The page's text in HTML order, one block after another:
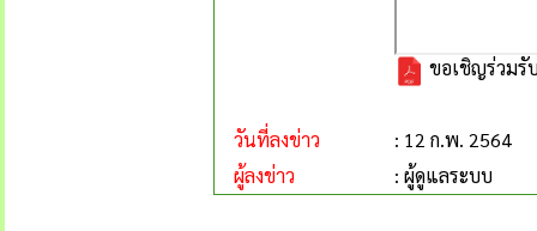
ขอเชิญร่วมรั
วันที่ลงข่าว
: 12 ก.พ. 2564
ผู้ลงข่าว
: ผู้ดูแลระบบ